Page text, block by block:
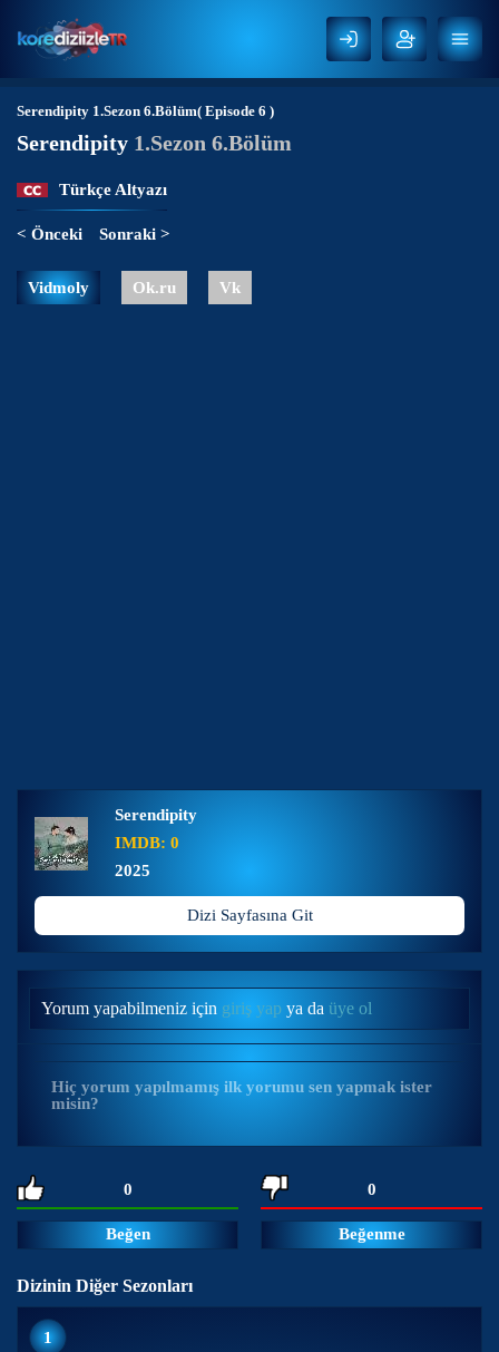
Serendipity 1.Sezon 6.Bölüm( Episode 6 )
Serendipity 1.Sezon 6.Bölüm
Türkçe Altyazı
< Önceki Sonraki >
Vidmoly Ok.ru Vk
Serendipity
IMDB: 0
2025
Dizi Sayfasına Git
Yorum yapabilmeniz için giriş yap ya da üye ol
Hiç yorum yapılmamış ilk yorumu sen yapmak ister
misin?
0
Beğen
0
Beğenme
Dizinin Diğer Sezonları
1